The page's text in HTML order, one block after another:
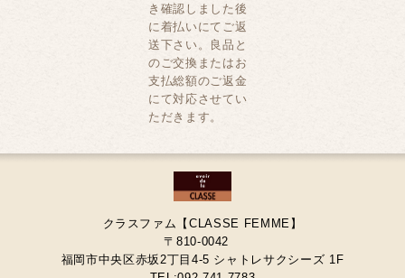
き確認しました後
に着払いにてご返
送下さい。良品と
のご交換またはお
支払総額のご返金
にて対応させてい
ただきます。
クラスファム【CLASSE FEMME】
〒810-0042
福岡市中央区赤坂2丁目4-5 シャトレサクシーズ 1F